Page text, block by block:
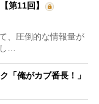
第11回】
、圧倒的な情報量が
…
「俺がカブ番長！」